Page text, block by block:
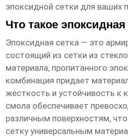
эпоксидной сетки для ваших
Что такое эпоксидная
Эпоксидная сетка — это
состоящий из сетки из
материала, пропитанного
комбинация придает
жесткость и устойчивость к
смола обеспечивает
различным поверхностям,
сетку универсальным